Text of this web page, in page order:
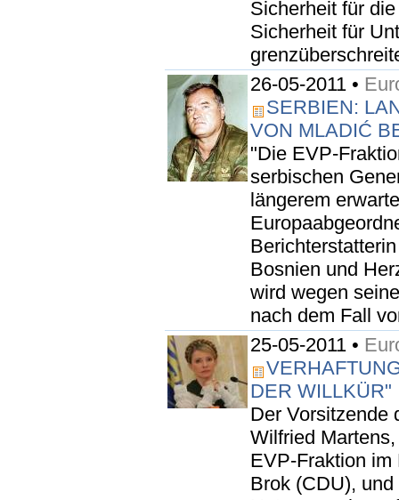
Sicherheit für
Sicherheit für
26-05-2011 •
SERBIEN:
VON MLADIĆ
"Die EVP-
serbischen
längerem
Bosnien und
wird wegen
nach dem Fall
25-05-2011 •
DER WILLKÜR"
Der Vorsitzende
Wilfried
EVP-Fraktion
Brok (CDU),